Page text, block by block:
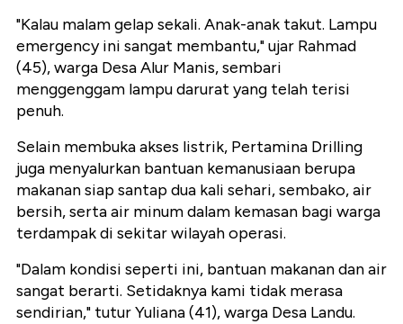
"Kalau malam gelap sekali. Anak-anak takut. Lampu
emergency ini sangat membantu," ujar Rahmad
(45), warga Desa Alur Manis, sembari
menggenggam lampu darurat yang telah terisi
penuh.
Selain membuka akses listrik, Pertamina Drilling
juga menyalurkan bantuan kemanusiaan berupa
makanan siap santap dua kali sehari, sembako, air
bersih, serta air minum dalam kemasan bagi warga
terdampak di sekitar wilayah operasi.
"Dalam kondisi seperti ini, bantuan makanan dan air
sangat berarti. Setidaknya kami tidak merasa
sendirian," tutur Yuliana (41), warga Desa Landu.